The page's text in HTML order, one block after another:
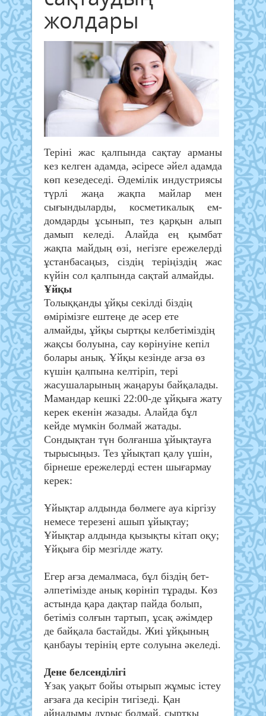
жолдары
Теріні жас қалпында сақтау арманы
кез келген адамда, әсіресе әйел адамда
көп кезедеседі. Әдемілік индустриясы
түрлі жаңа жақпа майлар мен
сығындыларды, косметикалық ем-
домдарды ұсынып, тез қарқын алып
дамып келеді. Алайда ең қымбат
жақпа майдың өзі, негізге ережелерді
ұстанбасаңыз, сіздің теріңіздің жас
күйін сол қалпында сақтай алмайды.
Ұйқы
Толыққанды ұйқы секілді біздің
өмірімізге ештеңе де әсер ете
алмайды, ұйқы сыртқы келбетіміздің
жақсы болуына, сау көрінуіне кепіл
болары анық. Ұйқы кезінде ағза өз
күшін қалпына келтіріп, тері
жасушаларының жаңаруы байқалады.
Мамандар кешкі 22:00-де ұйқыға жату
керек екенін жазады. Алайда бұл
кейде мүмкін болмай жатады.
Сондықтан түн болғанша ұйықтауға
тырысыңыз. Тез ұйықтап қалу үшін,
бірнеше ережелерді естен шығармау
керек:
Ұйықтар алдында бөлмеге ауа кіргізу
немесе терезені ашып ұйықтау;
Ұйықтар алдында қызықты кітап оқу;
Ұйқыға бір мезгілде жату.
Егер ағза демалмаса, бұл біздің бет-
әлпетімізде анық көрініп тұрады. Көз
астында қара дақтар пайда болып,
бетіміз солғын тартып, ұсақ әжімдер
де байқала бастайды. Жиі ұйқының
қанбауы терінің ерте солуына әкеледі.
Дене белсенділігі
Ұзақ уақыт бойы отырып жұмыс істеу
ағзаға да кесірін тигізеді. Қан
айналымы дұрыс болмай, сыртқы